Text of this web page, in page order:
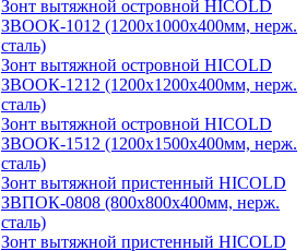
Зонт вытяжной островной HICOLD
ЗВООК-1012 (1200х1000х400мм, нерж.
сталь)
Зонт вытяжной островной HICOLD
ЗВООК-1212 (1200x1200x400мм, нерж.
сталь)
Зонт вытяжной островной HICOLD
ЗВООК-1512 (1200х1500х400мм, нерж.
сталь)
Зонт вытяжной пристенный HICOLD
ЗВПОК-0808 (800х800х400мм, нерж.
сталь)
Зонт вытяжной пристенный HICOLD